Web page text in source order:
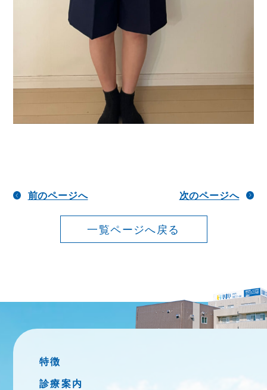
前のページへ 次のページへ
一覧ページへ戻る
特徴
診療案内